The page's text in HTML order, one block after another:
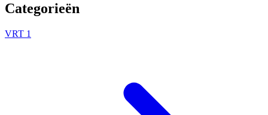
Categorieën
VRT 1